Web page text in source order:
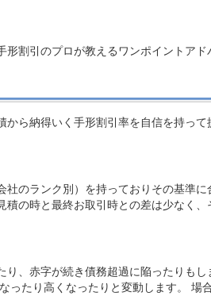
引のプロが教えるワンポイントアド
ら納得いく手形割引率を自信を持って
のランク別）を持っておりその基準に
の時と最終お取引時との差は少なく、
、赤字が続き債務超過に陥ったりもし
ったり高くなったりと変動します。 場